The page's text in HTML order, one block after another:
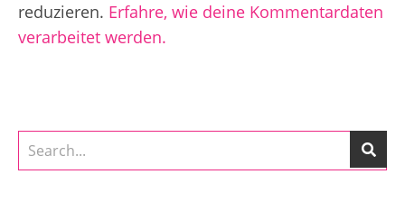
reduzieren. Erfahre, wie deine Kommentardaten
verarbeitet werden.